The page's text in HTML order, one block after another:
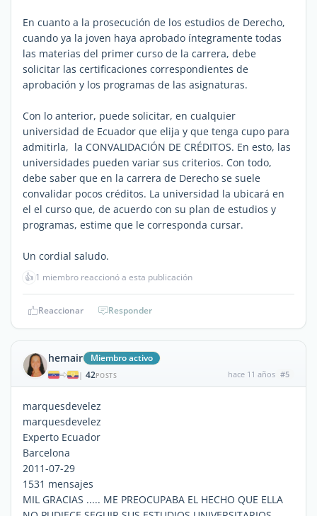
En cuanto a la prosecución de los estudios de Derecho,
cuando ya la joven haya aprobado íntegramente todas
las materias del primer curso de la carrera, debe
solicitar las certificaciones correspondientes de
aprobación y los programas de las asignaturas.
Con lo anterior, puede solicitar, en cualquier
universidad de Ecuador que elija y que tenga cupo para
admitirla, la CONVALIDACIÓN DE CRÉDITOS. En esto, las
universidades pueden variar sus criterios. Con todo,
debe saber que en la carrera de Derecho se suele
convalidar pocos créditos. La universidad la ubicará en
el el curso que, de acuerdo con su plan de estudios y
programas, estime que le corresponda cursar.
Un cordial saludo.
👍 1 miembro reaccionó a esta publicación
Reaccionar Responder
hernair Miembro activo
| 42POSTS hace 11 años #5
marquesdevelez
marquesdevelez
Experto Ecuador
Barcelona
2011-07-29
1531 mensajes
MIL GRACIAS ..... ME PREOCUPABA EL HECHO QUE ELLA